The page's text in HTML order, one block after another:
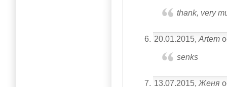
thank, very
20.01.2015,Artem
senks
13.07.2015,Женя